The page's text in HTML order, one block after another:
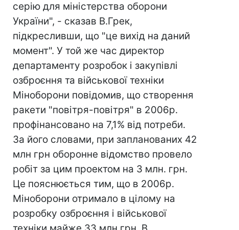
серію для міністерства оборони
України", - сказав В.Грек,
підкресливши, що "це вихід на даний
момент". У той же час директор
департаменту розробок і закупівлі
озброєння та військової техніки
Міноборони повідомив, що створення
ракети "повітря-повітря" в 2006р.
профінансовано на 7,1% від потреби.
За його словами, при запланованих 42
млн грн оборонне відомство провело
робіт за цим проектом на 3 млн. грн.
Це пояснюється тим, що в 2006р.
Міноборони отримало в цілому на
розробку озброєння і військової